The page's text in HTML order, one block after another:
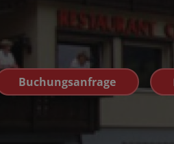
Buchungsanfrage